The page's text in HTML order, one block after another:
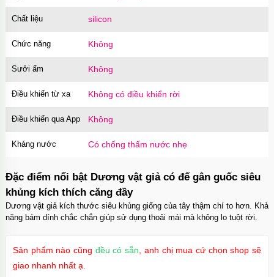
chân thật
DDR3
mại nhỏ gọn
môn dễ dùng
MãDDT2trị giá500.000₫
cho les
D2TS trị giá
Chất liệu silicon
Chức năng Không
Sưởi ấm Không
Điều khiển từ xa Không có điều khiển rời
Điều khiển qua App Không
Kháng nước Có chống thấm nước nhẹ
Đặc điểm nổi bật Dương vật giả có đế gân guốc siêu
khủng kích thích căng đầy
Dương vật giả kích thước siêu khủng giống của tây thậm chí to hơn. Khả
năng bám dính chắc chắn giúp sử dụng thoải mái mà không lo tuột rời.
Sản phẩm nào cũng đều có sẵn , anh chị mua cứ chọn shop sẽ
giao nhanh nhất ạ.